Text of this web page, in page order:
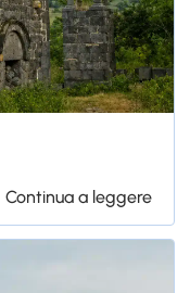
Continua a leggere